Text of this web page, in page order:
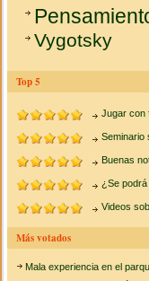
Vygotsky
Top 5
Jugar con
Seminario
Buenas
¿Se
Videos
Más votados
Mala experiencia en el